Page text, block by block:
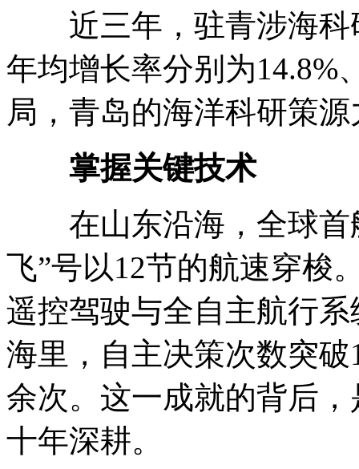
近三年，驻青涉海科
年均增长率分别为14.8%
局，青岛的海洋科研策
掌握关键技术
在山东沿海，全球首
飞”号以12节的航速穿梭
遥控驾驶与全自主航行
海里，自主决策次数突
余次。这一成就的背后
十年深耕。